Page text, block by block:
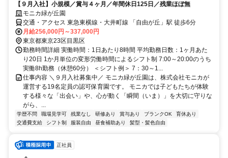
【９月入社】小規模／賞与４ヶ月／年間休日125日／残業ほぼ無
モニカ緑が丘園
交通・アクセス 東急東横線・大井町線 「自由が丘」駅 徒歩6分
月給256,000円～337,000円
東京都東京23区目黒区
勤務時間詳細 実働時間：1日あたり8時間 平均勤務日数：1ヶ月あた
り20日 1か月単位の変形労働時間によるシフト制 7:00～20:00のうち
実働8h勤務（休憩60分） ＜シフト例＞ 7：30～1...
仕事内容 ＼９月入社募集中／ モニカ緑が丘園は、株式会社モニカが
運営する19名定員の認可保育園です。 モニカでは子どもたちが体験
する様々な「出会い」や、心が動く「瞬間（いま）」を大切に守りな
がら、...
学歴不問 職場見学可 残業なし 研修あり 賞与あり ブランクOK
育休あり
交通費支給
シフト制 服装自由 昼食補助あり 髪型・髪色自由
正社員